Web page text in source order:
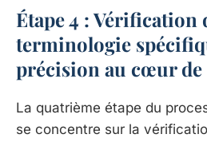
Étape 4 : Vérification
terminologie
précision au cœur
La quatrième étape du
se concentre sur la